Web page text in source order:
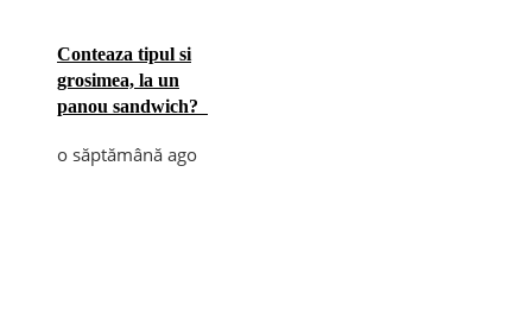
Conteaza tipul si
grosimea, la un
panou sandwich?
o săptămână ago